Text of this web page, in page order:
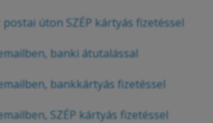
úton SZÉP kártyás fizetéssel
banki átutalással
bankkártyás fizetéssel
SZÉP kártyás fizetéssel